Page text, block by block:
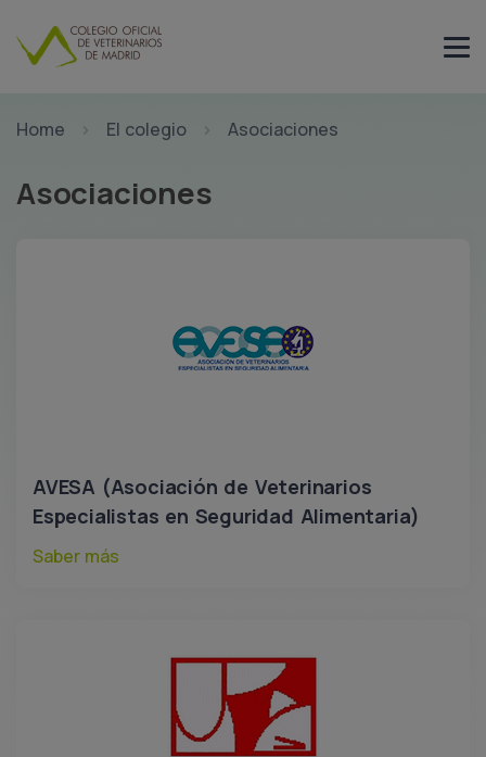
Home El colegio Asociaciones
Asociaciones
AVESA (Asociación de Veterinarios
Especialistas en Seguridad Alimentaria)
Saber más